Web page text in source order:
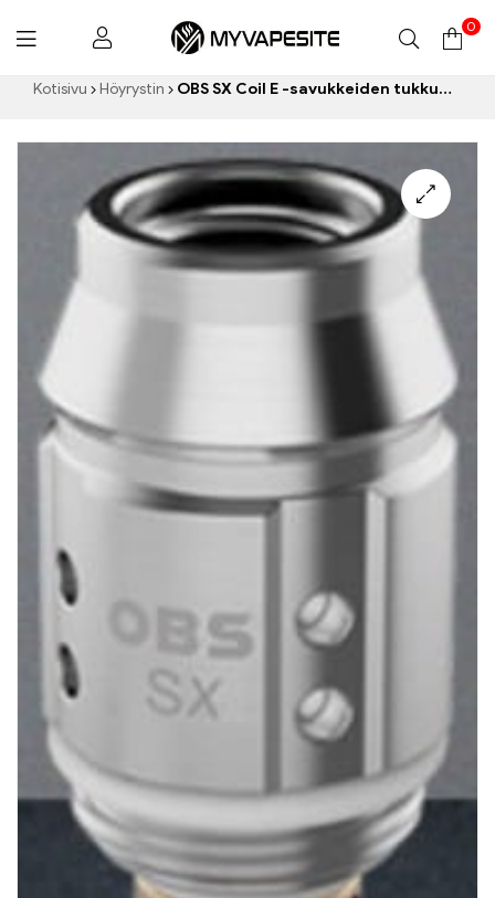
Myvapesite.de
0
Kotisivu Höyrystin OBS SX Coil E -savukkeiden tukkumyynti丨Räätälöity